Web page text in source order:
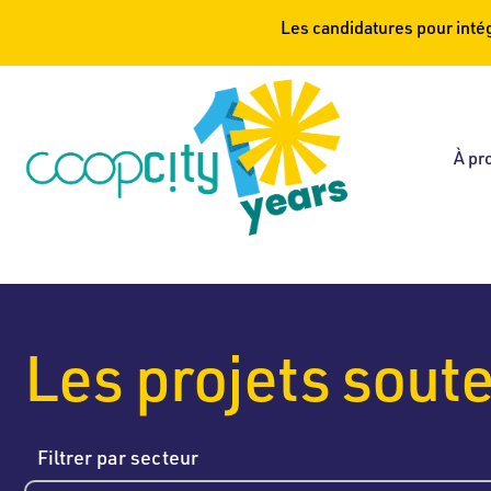
À
Les candidatures pour
Les projets
Filtrer par secteur